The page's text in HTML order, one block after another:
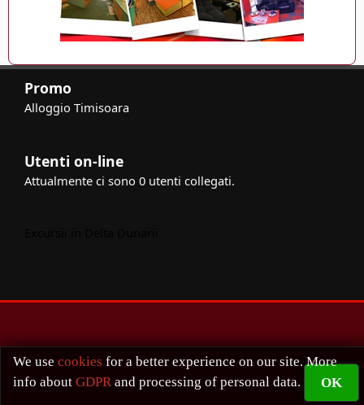
Promo
Alloggio Timisoara
Utenti on-line
Attualmente ci sono 0 utenti collegati.